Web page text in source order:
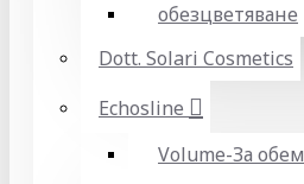
обезцветяване
Dott. Solari Cosmetics
Echosline
Volume-За обем